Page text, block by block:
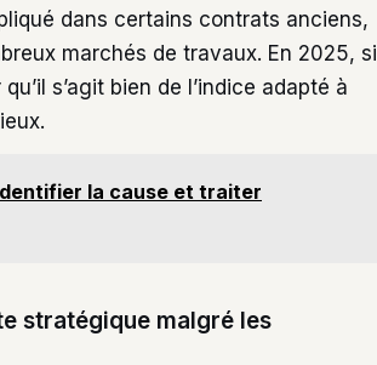
dans certains contrats anciens,
marchés de travaux. En 2025, si
s’agit bien de l’indice adapté à
la cause et traiter
stratégique malgré les